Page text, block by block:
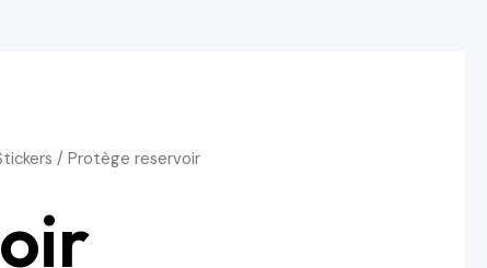
/ Protège reservoir